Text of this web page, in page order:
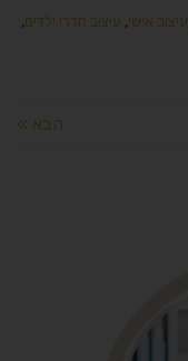
עיצוב אישי, עיצוב חדרי ילדים,
הבא »